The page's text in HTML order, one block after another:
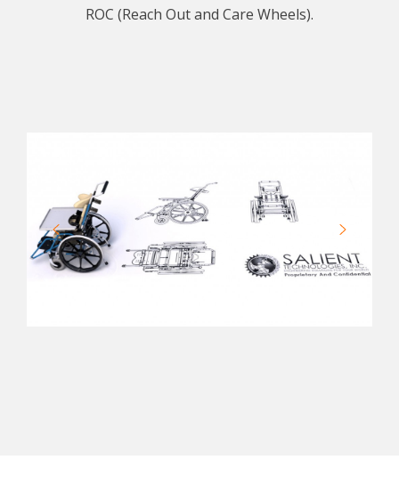
ROC (Reach Out and Care Wheels).